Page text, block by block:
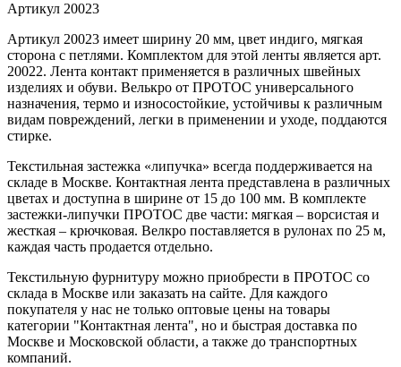
Артикул 20023
Артикул 20023 имеет ширину 20 мм, цвет индиго, мягкая
сторона с петлями. Комплектом для этой ленты является арт.
20022. Лента контакт применяется в различных швейных
изделиях и обуви. Велькро от ПРОТОС универсального
назначения, термо и износостойкие, устойчивы к различным
видам повреждений, легки в применении и уходе, поддаются
стирке.
Текстильная застежка «липучка» всегда поддерживается на
складе в Москве. Контактная лента представлена в различных
цветах и доступна в ширине от 15 до 100 мм. В комплекте
застежки-липучки ПРОТОС две части: мягкая – ворсистая и
жесткая – крючковая. Велкро поставляется в рулонах по 25 м,
каждая часть продается отдельно.
Текстильную фурнитуру можно приобрести в ПРОТОС со
склада в Москве или заказать на сайте. Для каждого
покупателя у нас не только оптовые цены на товары
категории "Контактная лента", но и быстрая доставка по
Москве и Московской области, а также до транспортных
компаний.